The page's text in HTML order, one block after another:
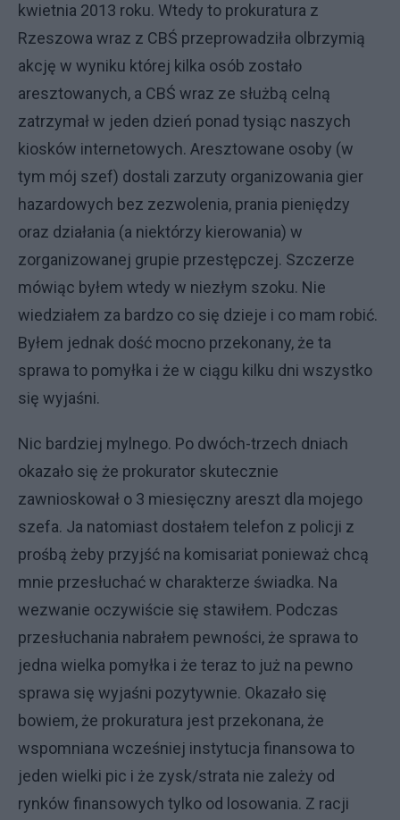
kwietnia 2013 roku. Wtedy to prokuratura z
Rzeszowa wraz z CBŚ przeprowadziła olbrzymią
akcję w wyniku której kilka osób zostało
aresztowanych, a CBŚ wraz ze służbą celną
zatrzymał w jeden dzień ponad tysiąc naszych
kiosków internetowych. Aresztowane osoby (w
tym mój szef) dostali zarzuty organizowania gier
hazardowych bez zezwolenia, prania pieniędzy
oraz działania (a niektórzy kierowania) w
zorganizowanej grupie przestępczej. Szczerze
mówiąc byłem wtedy w niezłym szoku. Nie
wiedziałem za bardzo co się dzieje i co mam robić.
Byłem jednak dość mocno przekonany, że ta
sprawa to pomyłka i że w ciągu kilku dni wszystko
się wyjaśni.
Nic bardziej mylnego. Po dwóch-trzech dniach
okazało się że prokurator skutecznie
zawnioskował o 3 miesięczny areszt dla mojego
szefa. Ja natomiast dostałem telefon z policji z
prośbą żeby przyjść na komisariat ponieważ chcą
mnie przesłuchać w charakterze świadka. Na
wezwanie oczywiście się stawiłem. Podczas
przesłuchania nabrałem pewności, że sprawa to
jedna wielka pomyłka i że teraz to już na pewno
sprawa się wyjaśni pozytywnie. Okazało się
bowiem, że prokuratura jest przekonana, że
wspomniana wcześniej instytucja finansowa to
jeden wielki pic i że zysk/strata nie zależy od
rynków finansowych tylko od losowania. Z racji